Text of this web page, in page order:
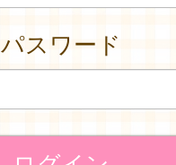
パスワード